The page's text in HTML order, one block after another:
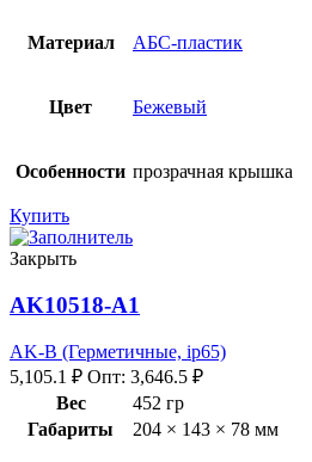
Материал АБС-пластик
Цвет Бежевый
Особенности прозрачная крышка
Купить
Закрыть
AK10518-A1
AK-B (Герметичные, ip65)
5,105.1 ₽ Опт: 3,646.5 ₽
Вес
452 гр
Габариты
204 × 143 × 78 мм